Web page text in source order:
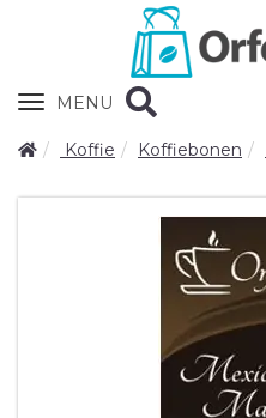
Zobrazit
MENU
Koffie Koffiebonen